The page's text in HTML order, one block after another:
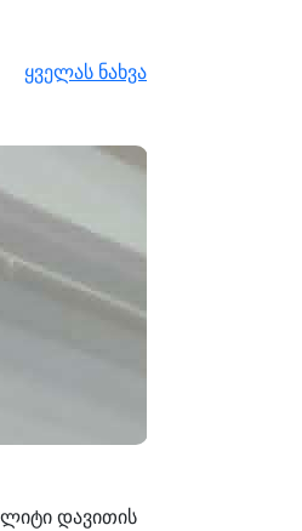
ყველას ნახვა
დავითის